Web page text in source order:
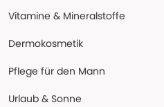
Vitamine & Mineralstoffe
Dermokosmetik
Pflege für den Mann
Urlaub & Sonne